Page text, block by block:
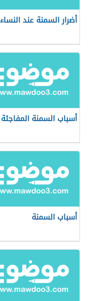
أضرار السمنة عند النساء
أسباب السمنة المفاجئة
أسباب السمنة